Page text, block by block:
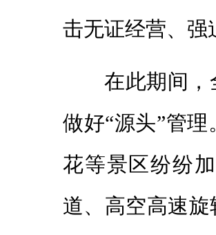
击无证经营、强
在此期间，
做好“源头”管
花等景区纷纷
道、高空高速